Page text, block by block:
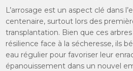
L’arrosage est un aspect clé dans
centenaire, surtout lors des
transplantation. Bien que ces
résilience face à la sécheresse, ils
eau régulier pour favoriser leur
épanouissement dans un nouvel